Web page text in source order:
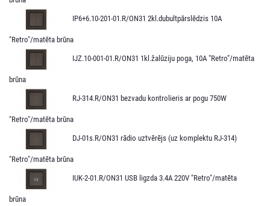
IP6+6.10-201-01.R/ON31 2kl.dubultpārslēdzis 10A
"Retro"/matēta brūna
IJZ.10-001-01.R/ON31 1kl.žalūziju poga, 10A "Retro"/matēta
brūna
RJ-314.R/ON31 bezvadu kontrolieris ar pogu 750W
"Retro"/matēta brūna
DJ-01s.R/ON31 rādio uztvērējs (uz komplektu RJ-314)
"Retro"/matēta brūna
IUK-2-01.R/ON31 USB ligzda 3.4A 220V "Retro"/matēta
brūna